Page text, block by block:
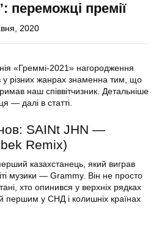
переможці премії
2020
«Греммі-2021» нагородження
у різних жанрах знаменна тим, що
наш співвітчизник. Детальніше
— далі в статті.
SAINt JHN —
Remix)
казахстанець, який виграв
музики — Grammy. Він не просто
хто опинився у верхніх рядках
й першим у СНД і колишніх країнах